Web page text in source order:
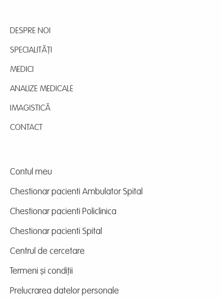
DESPRE NOI
SPECIALITĂȚI
MEDICI
ANALIZE MEDICALE
IMAGISTICĂ
CONTACT
Contul meu
Chestionar pacienti Ambulator Spital
Chestionar pacienti Policlinica
Chestionar pacienti Spital
Centrul de cercetare
Termeni și condiții
Prelucrarea datelor personale